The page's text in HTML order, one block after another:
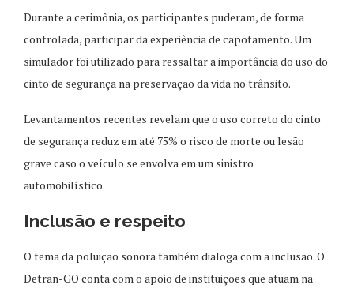
Durante a cerimônia, os participantes puderam, de forma
controlada, participar da experiência de capotamento. Um
simulador foi utilizado para ressaltar a importância do uso do
cinto de segurança na preservação da vida no trânsito.
Levantamentos recentes revelam que o uso correto do cinto
de segurança reduz em até 75% o risco de morte ou lesão
grave caso o veículo se envolva em um sinistro
automobilístico.
Inclusão e respeito
O tema da poluição sonora também dialoga com a inclusão. O
Detran-GO conta com o apoio de instituições que atuam na